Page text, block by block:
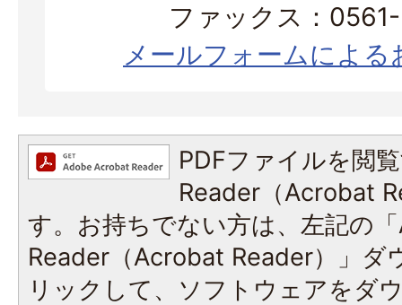
ファックス：
メールフォームによる
PDFファイルを閲
Reader（Acrobat
す。お持ちでない方は、左記の
Reader（Acrobat Reader）」ダ
リックして、ソフトウェアをダ